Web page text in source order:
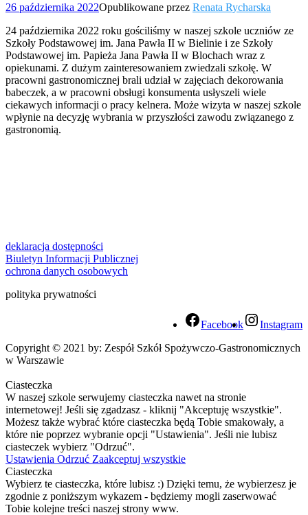
26 października 2022Opublikowane przez Renata Rycharska
24 października 2022 roku gościliśmy w naszej szkole uczniów ze
Szkoły Podstawowej im. Jana Pawła II w Bielinie i ze Szkoły
Podstawowej im. Papieża Jana Pawła II w Blochach wraz z
opiekunami. Z dużym zainteresowaniem zwiedzali szkołę. W
pracowni gastronomicznej brali udział w zajęciach dekorowania
babeczek, a w pracowni obsługi konsumenta usłyszeli wiele
ciekawych informacji o pracy kelnera. Może wizyta w naszej szkole
wpłynie na decyzję wybrania w przyszłości zawodu związanego z
gastronomią.
deklaracja dostępności
Biuletyn Informacji Publicznej
ochrona danych osobowych
polityka prywatności
Facebook
Instagram
Copyright © 2021 by: Zespół Szkół Spożywczo-Gastronomicznych
w Warszawie
Ciasteczka
W naszej szkole serwujemy ciasteczka nawet na stronie
internetowej! Jeśli się zgadzasz - kliknij "Akceptuję wszystkie".
Możesz także wybrać które ciasteczka będą Tobie smakowały, a
które nie poprzez wybranie opcji "Ustawienia". Jeśli nie lubisz
ciasteczek wybierz "Odrzuć".
Ustawienia Odrzuć Zaakceptuj wszystkie
Ciasteczka
Wybierz te ciasteczka, które lubisz :) Dzięki temu, że wybierzesz je
zgodnie z poniższym wykazem - będziemy mogli zaserwować
Tobie kolejne treści naszej strony www.